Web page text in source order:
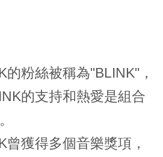
的粉絲被稱為"BLINK"，
的支持和熱愛是組合
曾獲得多個音樂獎項，